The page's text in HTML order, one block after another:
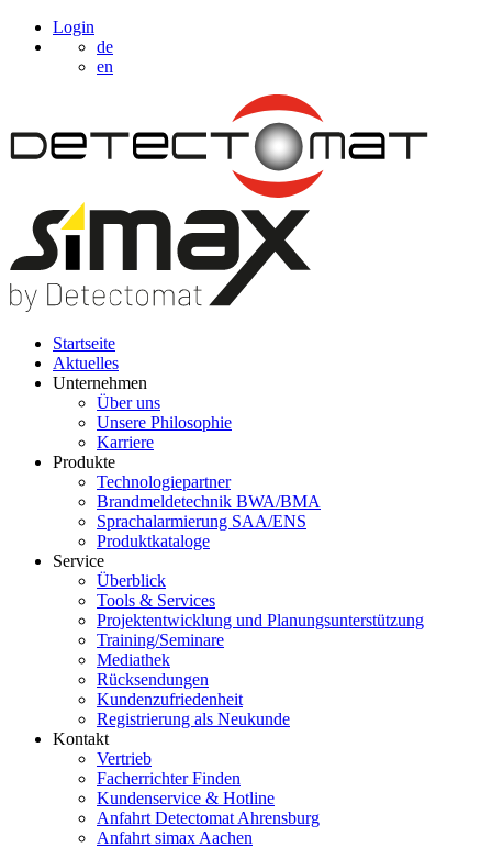
Login
de
en
Startseite
Aktuelles
Unternehmen
Über uns
Unsere Philosophie
Karriere
Produkte
Technologiepartner
Brandmeldetechnik BWA/BMA
Sprachalarmierung SAA/ENS
Produktkataloge
Service
Überblick
Tools & Services
Projektentwicklung und Planungsunterstützung
Training/Seminare
Mediathek
Rücksendungen
Kundenzufriedenheit
Registrierung als Neukunde
Kontakt
Vertrieb
Facherrichter Finden
Kundenservice & Hotline
Anfahrt Detectomat Ahrensburg
Anfahrt simax Aachen